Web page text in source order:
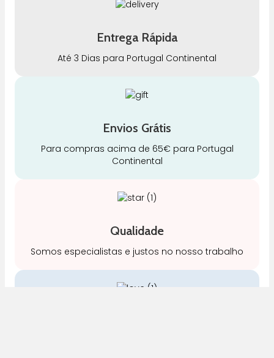
Entrega Rápida
Até 3 Dias para Portugal Continental
Envios Grátis
Para compras acima de 65€ para Portugal
Continental
Qualidade
Somos especialistas e justos no nosso trabalho